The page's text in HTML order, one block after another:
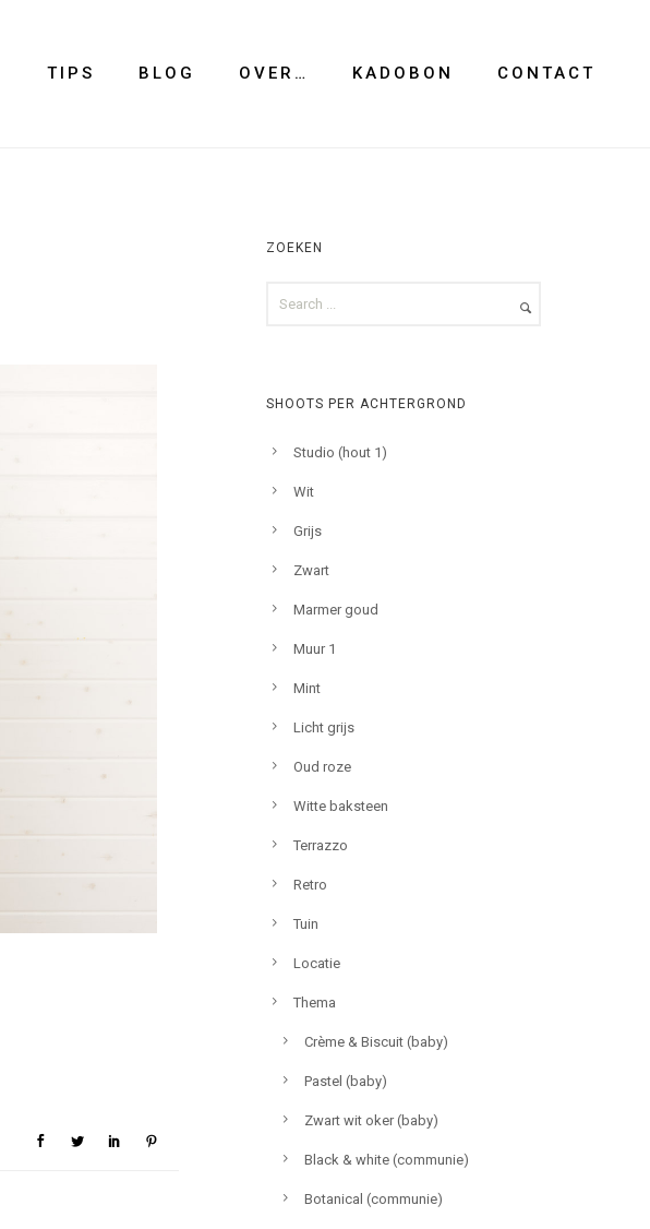
TIPS BLOG OVER… KADOBON CONTACT
ZOEKEN
SHOOTS PER ACHTERGROND
Studio (hout 1)
Wit
Grijs
Zwart
Marmer goud
Muur 1
Mint
Licht grijs
Oud roze
Witte baksteen
Terrazzo
Retro
Tuin
Locatie
Thema
Crème & Biscuit (baby)
Pastel (baby)
Zwart wit oker (baby)
Black & white (communie)
Botanical (communie)